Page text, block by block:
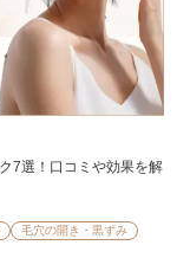
7選！口コミや効果を解
毛穴の開き・黒ずみ